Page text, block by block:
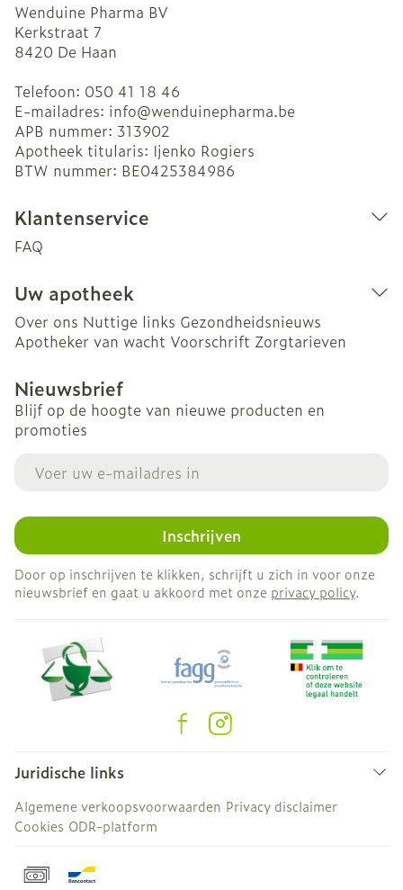
Wenduine Pharma BV
Kerkstraat 7
8420 De Haan
Telefoon: 050 41 18 46
E-mailadres: info@wenduinepharma.be
APB nummer: 313902
Apotheek titularis: Ijenko Rogiers
BTW nummer: BE0425384986
Klantenservice
FAQ
Uw apotheek
Over ons Nuttige links Gezondheidsnieuws
Apotheker van wacht Voorschrift Zorgtarieven
Nieuwsbrief
Blijf op de hoogte van nieuwe producten en
promoties
Inschrijven
Door op inschrijven te klikken, schrijft u zich in voor onze
nieuwsbrief en gaat u akkoord met onze privacy policy.
Juridische links
Algemene verkoopsvoorwaarden Privacy disclaimer
Cookies ODR-platform